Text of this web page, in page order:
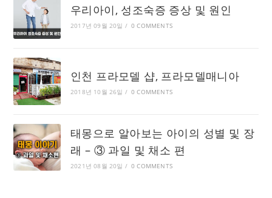
우리아이, 성조숙증 증상 및 원인
2017년 09월 20일 / 0 COMMENTS
인천 프라모델 샵, 프라모델매니아
2018년 10월 26일 / 0 COMMENTS
태몽으로 알아보는 아이의 성별 및 장
래 – ③ 과일 및 채소 편
2021년 08월 20일 / 0 COMMENTS